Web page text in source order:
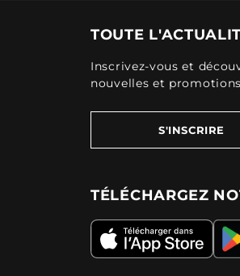
TOUTE
Inscrivez-vous et
nouvelles et promotions
S'INSCRIRE
TÉLÉCHARGEZ